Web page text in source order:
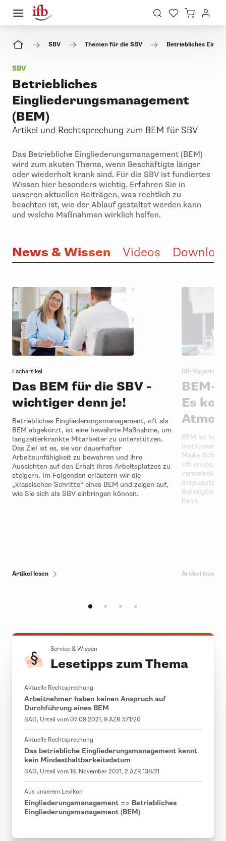
SBV Themen für die SBV Betriebliches
SBV
Betriebliches
Eingliederungsmanagement
(BEM)
Artikel und Rechtsprechung zum BEM für SBV
Das Betriebliche Eingliederungsmanagement (BEM)
wird zum akuten Thema, wenn Beschäftigte länger
oder wiederholt krank sind. Für die SBV ist fundiertes
Wissen hier besonders wichtig. Erfahren Sie in
unseren aktuellen Beiträgen, was rechtlich zu
beachten ist, wie der Ablauf gestaltet werden kann
und welche Maßnahmen wirklich helfen.
News & Wissen Videos
Fachartikel
Das BEM für die SBV -
wichtiger denn je!
Betriebliches Eingliederungsmanagement, oft als
BEM abgekürzt, ist eine bewährte Maßnahme, um
langzeiterkrankte Mitarbeiter zu unterstützen.
Das Ziel ist es, sie vor dauerhafter
Arbeitsunfähigkeit zu bewahren und ihre
Aussichten auf den Erhalt ihres Arbeitsplatzes zu
steigern. Im Folgenden erläutern wir die
„klassischen Schritte“ eines BEM und zeigen auf,
wie Sie sich als SBV einbringen können.
Artikel lesen
BR-Magazin
BEM-
Es
BEM ist
Instrument,
Maike
oft erlebt,
entpuppten
Beteiligten
kann.
Artikel lesen
Service & Wissen
Lesetipps zum Thema
Aktuelle Rechtsprechung
Arbeitnehmer haben keinen Anspruch auf
Durchführung eines BEM
BAG, Urteil vom 07.09.2021, 9 AZR 571/20
Aktuelle Rechtsprechung
Das betriebliche Eingliederungsmanagement kennt
kein Mindesthaltbarkeitsdatum
BAG, Urteil vom 18. November 2021, 2 AZR 138/21
Aus unserem Lexikon
Eingliederungsmanagement => Betriebliches
Eingliederungsmanagement (BEM)